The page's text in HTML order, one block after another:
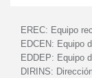
EREC: Equipo
EDCEN: Equipo
EDDEP: Equipo
DIRINS: